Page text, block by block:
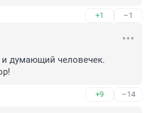
+1 –1
думающий человечек.
+9 –14